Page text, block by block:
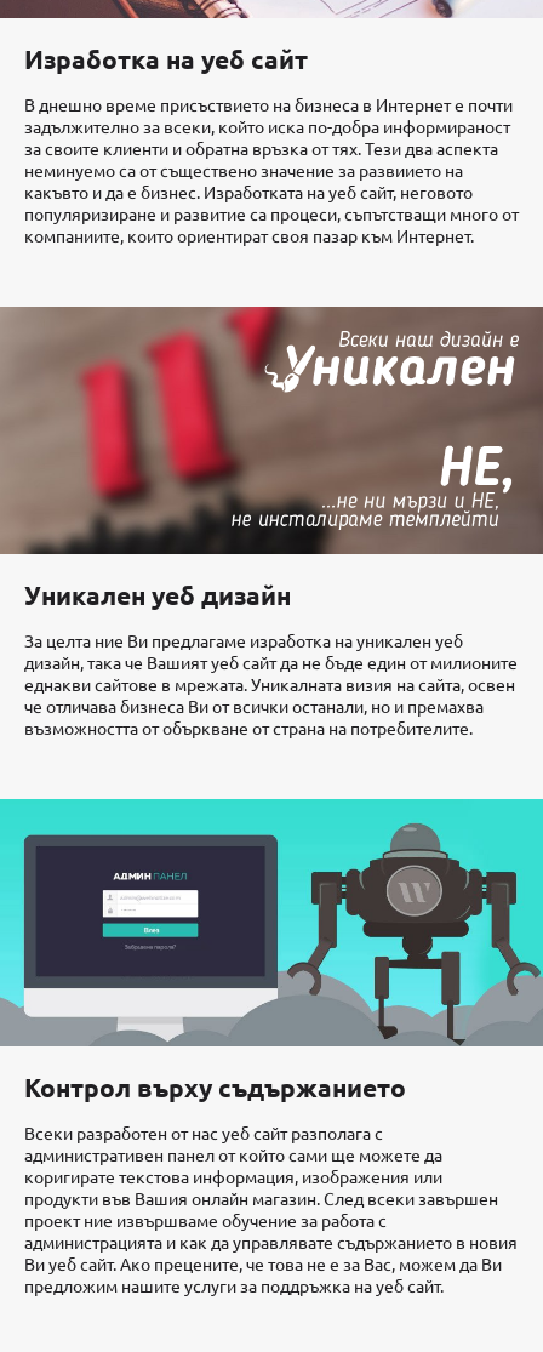
Изработка на уеб сайт
В днешно време присъствието на бизнеса в Интернет е почти
задължително за всеки, който иска по-добра информираност
за своите клиенти и обратна връзка от тях. Тези два аспекта
неминуемо са от съществено значение за развиието на
какъвто и да е бизнес. Изработката на уеб сайт, неговото
популяризиране и развитие са процеси, съпътстващи много от
компаниите, които ориентират своя пазар към Интернет.
Уникален уеб дизайн
За целта ние Ви предлагаме изработка на уникален уеб
дизайн, така че Вашият уеб сайт да не бъде един от милионите
еднакви сайтове в мрежата. Уникалната визия на сайта, освен
че отличава бизнеса Ви от всички останали, но и премахва
възможността от объркване от страна на потребителите.
Контрол върху съдържанието
Всеки разработен от нас уеб сайт разполага с
административен панел от който сами ще можете да
коригирате текстова информация, изображения или
продукти във Вашия онлайн магазин. След всеки завършен
проект ние извършваме обучение за работа с
администрацията и как да управлявате съдържанието в новия
Ви уеб сайт. Ако прецените, че това не е за Вас, можем да Ви
предложим нашите услуги за поддръжка на уеб сайт.